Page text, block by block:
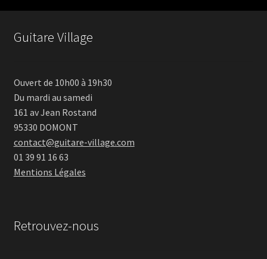
Guitare Village
Ouvert de 10h00 à 19h30
Du mardi au samedi
161 av Jean Rostand
95330 DOMONT
contact@guitare-village.com
01 39 91 16 63
Mentions Légales
Retrouvez-nous